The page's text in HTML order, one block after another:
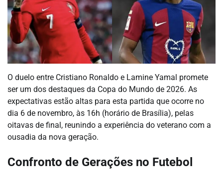
O duelo entre Cristiano Ronaldo e Lamine Yamal promete
ser um dos destaques da Copa do Mundo de 2026. As
expectativas estão altas para esta partida que ocorre no
dia 6 de novembro, às 16h (horário de Brasília), pelas
oitavas de final, reunindo a experiência do veterano com a
ousadia da nova geração.
Confronto de Gerações no Futebol